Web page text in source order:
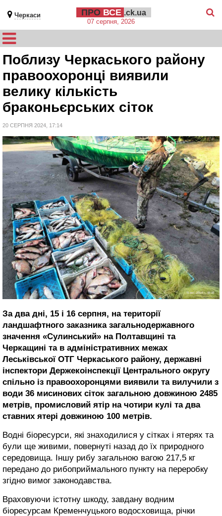
Черкаси ПРО ВСЕ .ck.ua
07 серпня, 2026
Поблизу Черкаського району
правоохоронці виявили
велику кількість
браконьєрських сіток
20 СЕРПНЯ 2024, 17:14
За два дні, 15 і 16 серпня, на території
ландшафтного заказника загальнодержавного
значення «Сулинський» на Полтавщині та
Черкащині та в адміністративних межах
Леськівської ОТГ Черкаського району, державні
інспектори Держекоінспекції Центрального округу
спільно із правоохоронцями виявили та вилучили з
води 36 мисинових сіток загальною довжиною 2485
метрів, промисловий ятір на чотири кулі та два
ставних ятері довжиною 100 метрів.
Водні біоресурси, які знаходилися у сітках і ятерях та
були ще живими, повернуті назад до їх природного
середовища. Іншу рибу загальною вагою 217,5 кг
передано до рибоприймального пункту на переробку
згідно вимог законодавства.
Враховуючи істотну шкоду, завдану водним
біоресурсам Кременчуцького водосховища, річки